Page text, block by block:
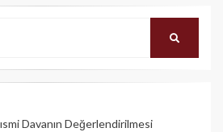
Davanın Değerlendirilmesi